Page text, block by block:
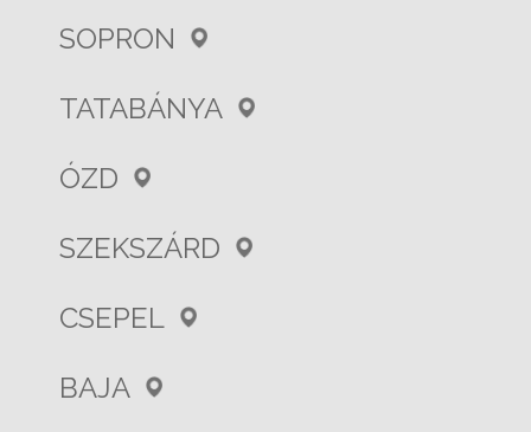
SOPRON
TATABÁNYA
ÓZD
SZEKSZÁRD
CSEPEL
BAJA